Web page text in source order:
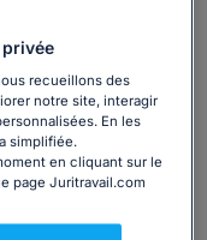
recueillons des
notre site, interagir
En les
simplifiée.
en cliquant sur le
page Juritravail.com